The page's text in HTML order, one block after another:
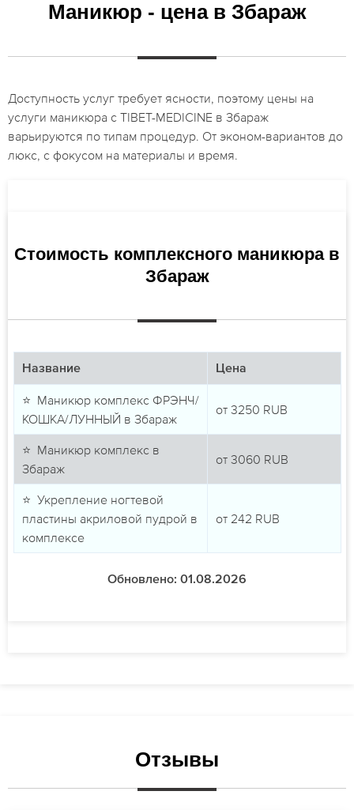
Маникюр - цена в Збараж
Доступность услуг требует ясности, поэтому цены на
услуги маникюра с TIBET-MEDICINE в Збараж
варьируются по типам процедур. От эконом-вариантов до
люкс, с фокусом на материалы и время.
Стоимость комплексного маникюра в
Збараж
Название Цена
⭐ Маникюр комплекс ФРЭНЧ/
КОШКА/ЛУННЫЙ в Збараж
от 3250 RUB
⭐ Маникюр комплекс в
Збараж
от 3060 RUB
⭐ Укрепление ногтевой
пластины акриловой пудрой в
комплексе
от 242 RUB
Обновлено: 01.08.2026
Отзывы